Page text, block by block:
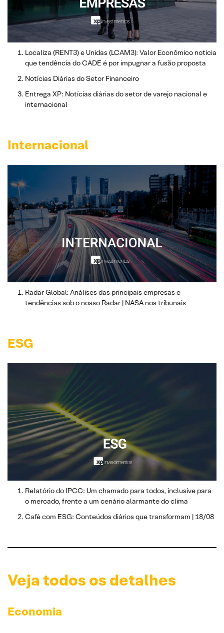
Localiza (RENT3) e Unidas (LCAM3): Valor Econômico noticia
que tendência do CADE é por impugnar a fusão proposta
Notícias Diárias do Setor Financeiro
Entrega XP: Notícias diárias do setor de varejo nacional e
internacional
Internacional
Radar Global: Análises das principais empresas e
tendências sob o nosso Radar | NASA nos tribunais
ESG
Relatório do IPCC: Um chamado para todos, inclusive para
o mercado, frente a um cenário alarmante do clima
Café com ESG: Conteúdos diários que transformam | 18/08
Veja todos os detalhes
Economia